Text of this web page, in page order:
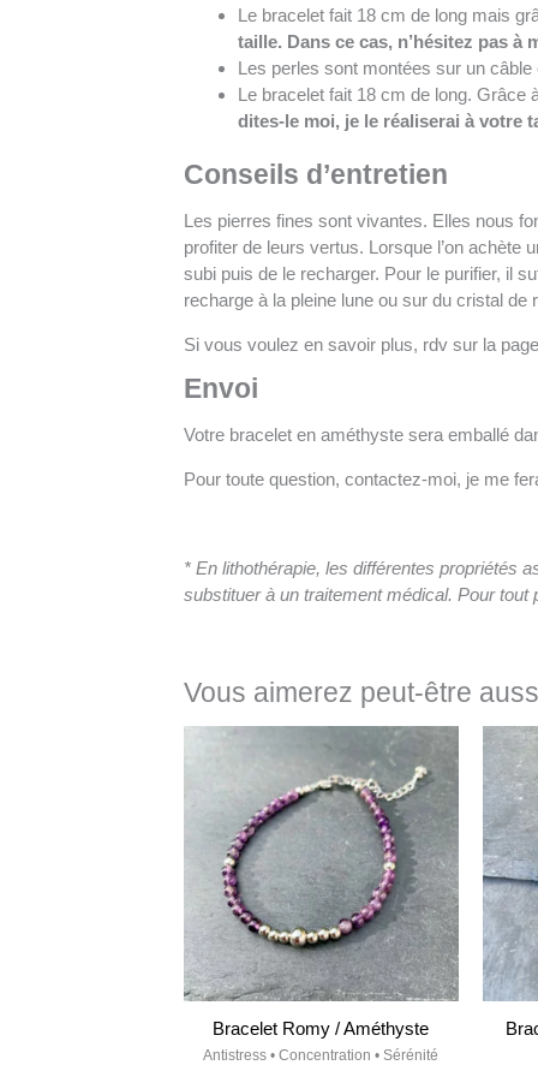
Le bracelet fait 18 cm de long mais
taille. Dans ce cas, n’hésitez pas à
Les perles sont montées sur un
Le bracelet fait 18 cm de long. Grâce
dites-le moi, je le réaliserai à votre
Conseils d’entretien
Les pierres fines sont vivantes. Elles nous
profiter de leurs vertus. Lorsque l’on achète
subi puis de le recharger. Pour le purifier, il
recharge à la pleine lune ou sur du cristal de
Si vous voulez en savoir plus, rdv sur la
Envoi
Votre bracelet en améthyste sera emballé
Pour toute question, contactez-moi, je me
* En lithothérapie, les différentes propriétés
substituer à un traitement médical. Pour
Vous aimerez peut-être
Bracelet Romy / Améthyste
Antistress • Concentration • Sérénité